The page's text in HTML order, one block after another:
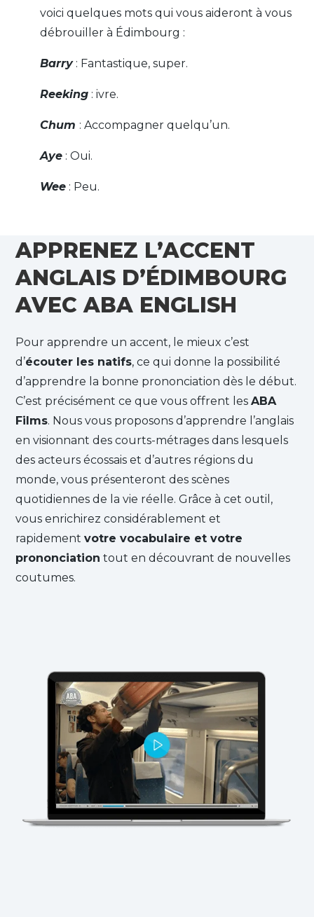
voici quelques mots qui vous aideront à vous
débrouiller à Édimbourg :
Barry : Fantastique, super.
Reeking : ivre.
Chum : Accompagner quelqu’un.
Aye : Oui.
Wee : Peu.
APPRENEZ L’ACCENT
ANGLAIS D’ÉDIMBOURG
AVEC ABA ENGLISH
Pour apprendre un accent, le mieux c’est
d’écouter les natifs, ce qui donne la possibilité
d’apprendre la bonne prononciation dès le début.
C’est précisément ce que vous offrent les ABA
Films. Nous vous proposons d’apprendre l’anglais
en visionnant des courts-métrages dans lesquels
des acteurs écossais et d’autres régions du
monde, vous présenteront des scènes
quotidiennes de la vie réelle. Grâce à cet outil,
vous enrichirez considérablement et
rapidement votre vocabulaire et votre
prononciation tout en découvrant de nouvelles
coutumes.